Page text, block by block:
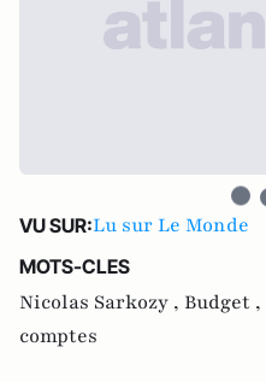
VU SUR:Lu sur Le Monde
MOTS-CLES
Nicolas Sarkozy , Budget ,
comptes